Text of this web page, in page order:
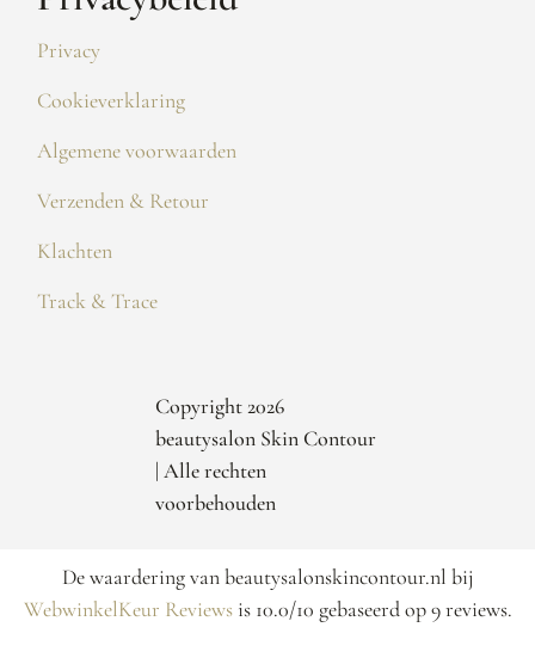
Privacy
Cookieverklaring
Algemene voorwaarden
Verzenden & Retour
Klachten
Track & Trace
Copyright 2026
beautysalon Skin Contour
| Alle rechten
voorbehouden
De waardering van beautysalonskincontour.nl bij
WebwinkelKeur Reviewsis 10.0/10 gebaseerd op 9 reviews.